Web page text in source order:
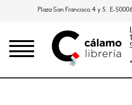
Plaza San Francisco, 4 y 5. E-